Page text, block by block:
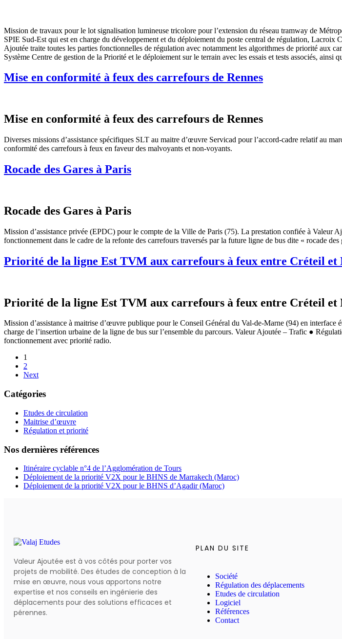
Mission de travaux pour le lot signalisation lumineuse tricolore pour l’extension du réseau tramway de
SPIE Sud-Est qui est en charge du développement et du déploiement du poste central de régulation,
Ajoutée traite toutes les parties fonctionnelles de régulation avec notamment les algorithmes de priorité aux
Système Centre de gestion de la Priorité et le déploiement sur le terrain avec les essais et tests associés, ainsi
Mise en conformité à feux des carrefours de Rennes
Mise en conformité à feux des carrefours de Rennes
Diverses missions d’assistance spécifiques SLT au maitre d’œuvre Servicad pour l’accord-cadre relatif au
conformité des carrefours à feux en faveur des malvoyants et non-voyants.
Rocade des Gares à Paris
Rocade des Gares à Paris
Mission d’assistance privée (EPDC) pour le compte de la Ville de Paris (75). La prestation confiée à Valeur
fonctionnement dans le cadre de la refonte des carrefours traversés par la future ligne de bus dite « rocade
Priorité de la ligne Est TVM aux carrefours à feux entre Créteil et
Priorité de la ligne Est TVM aux carrefours à feux entre Créteil et
Mission d’assistance à maitrise d’œuvre publique pour le Conseil Général du Val-de-Marne (94) en
charge de l’insertion urbaine de la ligne de bus sur l’ensemble du parcours. Valeur Ajoutée – Trafic ●
fonctionnement avec priorité radio.
1
2
Next
Catégories
Etudes de circulation
Maitrise d’œuvre
Régulation et priorité
Nos dernières références
Itinéraire cyclable n°4 de l’Agglomération de Tours
Déploiement de la priorité V2X pour le BHNS de Marrakech (Maroc)
Déploiement de la priorité V2X pour le BHNS d’Agadir (Maroc)
Valeur Ajoutée est à vos côtés pour porter vos
projets de mobilité. Des études de conception à la
mise en œuvre, nous vous apportons notre
expertise et nos conseils en ingénierie des
déplacements pour des solutions efficaces et
pérennes.
PLAN DU SITE
Société
Régulation des déplacements
Etudes de circulation
Logiciel
Références
Contact